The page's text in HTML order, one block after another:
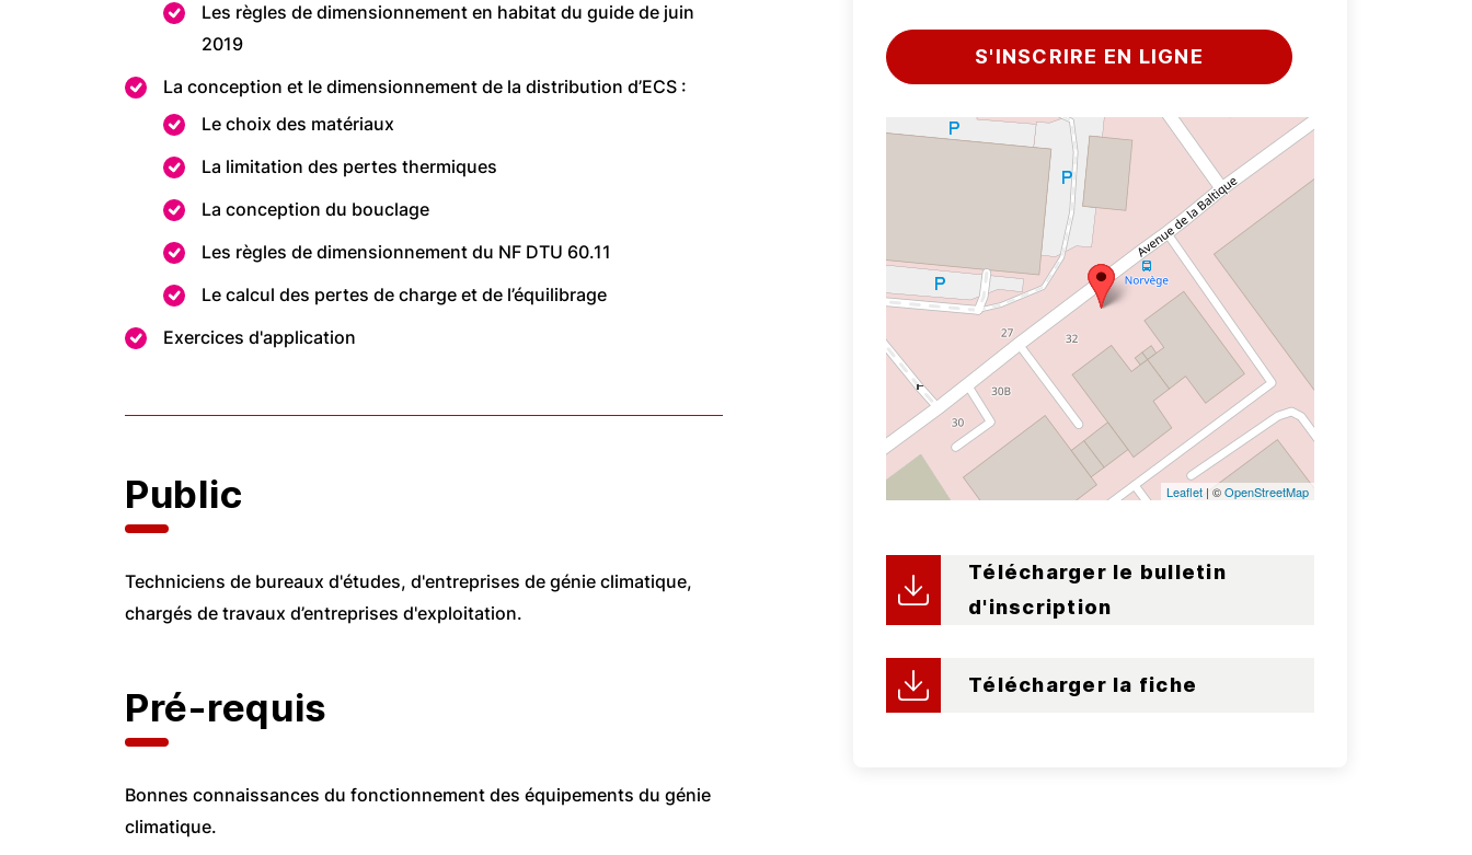
Les règles de dimensionnement en habitat du guide de juin
2019
La conception et le dimensionnement de la distribution d’ECS :
Le choix des matériaux
La limitation des pertes thermiques
La conception du bouclage
Les règles de dimensionnement du NF DTU 60.11
Le calcul des pertes de charge et de l’équilibrage
Exercices d'application
Public
Techniciens de bureaux d'études, d'entreprises de génie climatique,
chargés de travaux d’entreprises d'exploitation.
Pré-requis
Bonnes connaissances du fonctionnement des équipements du génie
climatique.
S'INSCRIRE EN LIGNE
Leaflet| ©OpenStreetMap
Télécharger le bulletin
d'inscription
Télécharger la fiche